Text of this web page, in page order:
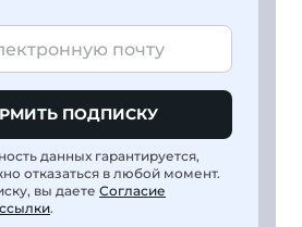
ПОДПИСКУ
данных гарантируется,
отказаться в любой момент.
вы даете Согласие
.